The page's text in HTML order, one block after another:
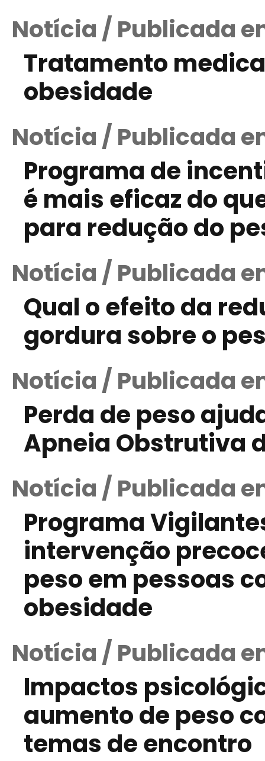
Notícia / Publicada
Tratamento
obesidade
Notícia / Publicada
Programa de
é mais eficaz do
para redução do
Notícia / Publicada
Qual o efeito da
gordura sobre o
Notícia / Publicada
Perda de peso
Apneia Obstrutiva
Notícia / Publicada
Programa
intervenção
peso em pessoas
obesidade
Notícia / Publicada
Impactos
aumento de peso
temas de encontro